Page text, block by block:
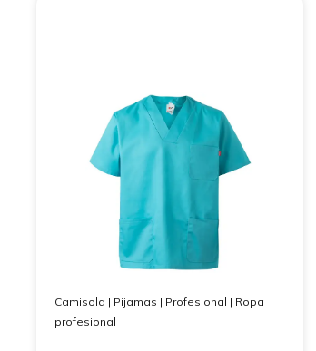
Camisola | Pijamas | Profesional | Ropa
profesional